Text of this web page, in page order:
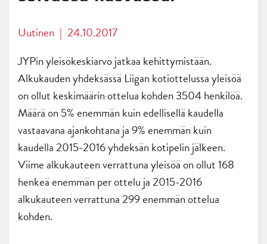
Uutinen | 24.10.2017
JYPin yleisökeskiarvo jatkaa kehittymistään.
Alkukauden yhdeksässä Liigan kotiottelussa yleisöä
on ollut keskimäärin ottelua kohden 3504 henkilöä.
Määrä on 5% enemmän kuin edellisellä kaudella
vastaavana ajankohtana ja 9% enemmän kuin
kaudella 2015-2016 yhdeksän kotipelin jälkeen.
Viime alkukauteen verrattuna yleisöä on ollut 168
henkeä enemmän per ottelu ja 2015-2016
alkukauteen verrattuna 299 enemmän ottelua
kohden.